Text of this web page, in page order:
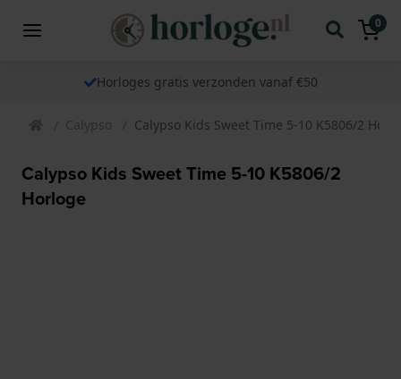
0
Horloges gratis verzonden vanaf €50
Calypso Calypso Kids Sweet Time 5-10 K5806/2
Calypso Kids Sweet Time 5-10 K5806/2
Horloge